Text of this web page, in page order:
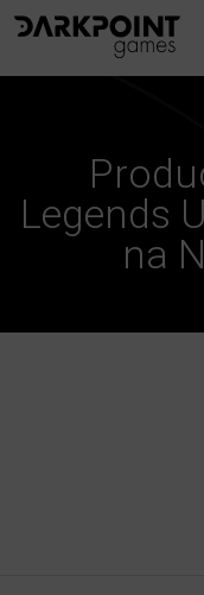
Legends
na